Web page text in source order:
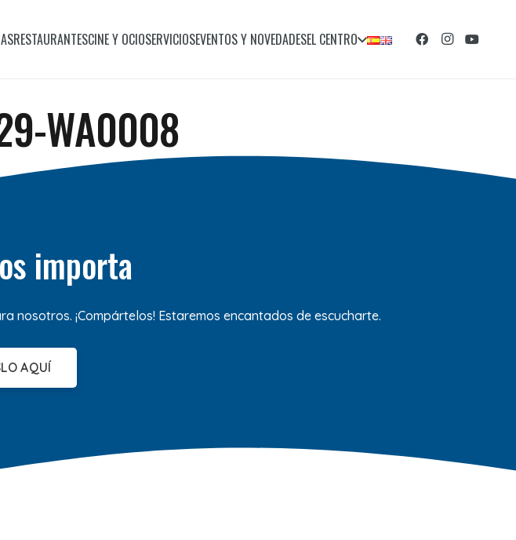
RESTAURANTESCINE Y OCIOSERVICIOSEVENTOS Y NOVEDADESEL CENTRO
WA0008
importa
nosotros. ¡Compártelos! Estaremos encantados de escucharte.
AQUÍ